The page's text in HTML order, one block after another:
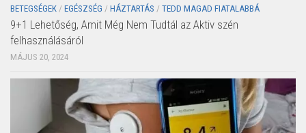
BETEGSÉGEK / EGÉSZSÉG / HÁZTARTÁS / TEDD MAGAD FIATALABBÁ
9+1 Lehetőség, Amit Még Nem Tudtál az Aktiv szén
felhasználásáról
MÁJUS 20, 2024